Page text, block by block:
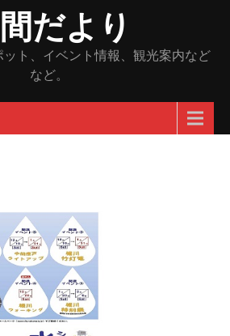
だより
ト、イベント情報、観光案内など
など。